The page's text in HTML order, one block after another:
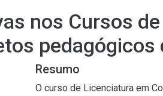
nos Cursos
Resumo
O curso de Licenciatura em